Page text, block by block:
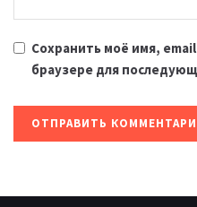
Сохранить моё имя,
браузере для